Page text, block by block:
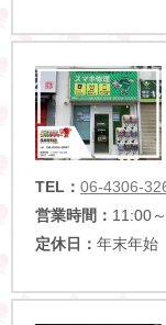
TEL： 06-4306-
営業時間： 11:00
定休日： 年末年始